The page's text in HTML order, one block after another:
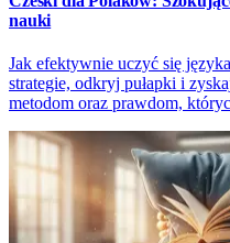
nauki
Jak efektywnie uczyć się
strategie, odkryj pułapki i
metodom oraz prawdom,